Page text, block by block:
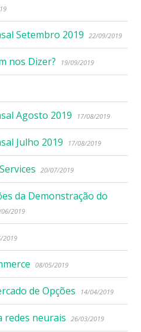
Setembro 2019 22/09/2019
nos Dizer? 19/09/2019
Agosto 2019 17/08/2019
Julho 2019 17/08/2019
20/07/2019
da Demonstração do
2019
2019
08/05/2019
de Opções 14/04/2019
redes neurais 26/03/2019